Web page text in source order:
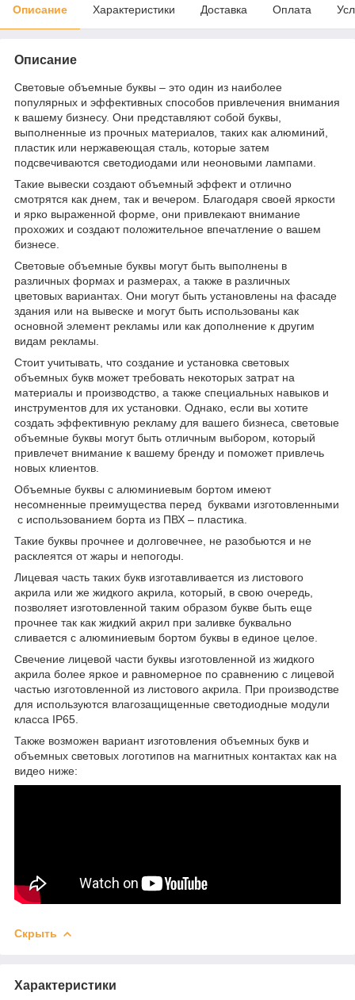
Описание Характеристики Доставка Оплата
Описание
Световые объемные буквы – это один из наиболее
популярных и эффективных способов привлечения внимания
к вашему бизнесу. Они представляют собой буквы,
выполненные из прочных материалов, таких как алюминий,
пластик или нержавеющая сталь, которые затем
подсвечиваются светодиодами или неоновыми лампами.
Такие вывески создают объемный эффект и отлично
смотрятся как днем, так и вечером. Благодаря своей яркости
и ярко выраженной форме, они привлекают внимание
прохожих и создают положительное впечатление о вашем
бизнесе.
Световые объемные буквы могут быть выполнены в
различных формах и размерах, а также в различных
цветовых вариантах. Они могут быть установлены на фасаде
здания или на вывеске и могут быть использованы как
основной элемент рекламы или как дополнение к другим
видам рекламы.
Стоит учитывать, что создание и установка световых
объемных букв может требовать некоторых затрат на
материалы и производство, а также специальных навыков и
инструментов для их установки. Однако, если вы хотите
создать эффективную рекламу для вашего бизнеса, световые
объемные буквы могут быть отличным выбором, который
привлечет внимание к вашему бренду и поможет привлечь
новых клиентов.
Объемные буквы с алюминиевым бортом имеют
несомненные преимущества перед буквами изготовленными
с использованием борта из ПВХ – пластика.
Такие буквы прочнее и долговечнее, не разобьются и не
расклеятся от жары и непогоды.
Лицевая часть таких букв изготавливается из листового
акрила или же жидкого акрила, который, в свою очередь,
позволяет изготовленной таким образом букве быть еще
прочнее так как жидкий акрил при заливке буквально
сливается с алюминиевым бортом буквы в единое целое.
Свечение лицевой части буквы изготовленной из жидкого
акрила более яркое и равномерное по сравнению с лицевой
частью изготовленной из листового акрила. При производстве
для используются влагозащищенные светодиодные модули
класса IP65
Также возможен вариант изготовления объемных букв и
объемных световых логотипов на магнитных контактах как на
видео ниже:
Скрыть
Характеристики